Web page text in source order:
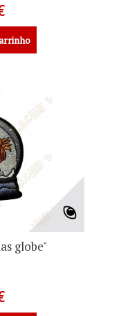
globe"